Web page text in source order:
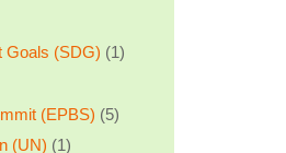
Goals (SDG) (1)
(EPBS) (5)
(UN) (1)